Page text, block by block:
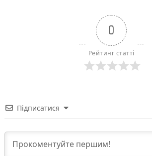
0
Рейтинг статті
Підписатися